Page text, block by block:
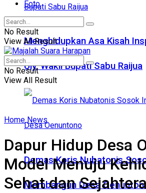
Menghidupkan Asa Kisah
Uly, Wakil Bupati Sabu Raijua
Demas Koris Nubatonis
Membangun Desa
Foto
No Result
View All Result
No Result
View All Result
Home News
Dapur Hidup Desa
Model Menuju
Sehat dan